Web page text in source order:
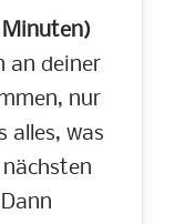
Minuten)
an deiner
nur
alles, was